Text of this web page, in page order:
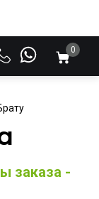
0
заказа -